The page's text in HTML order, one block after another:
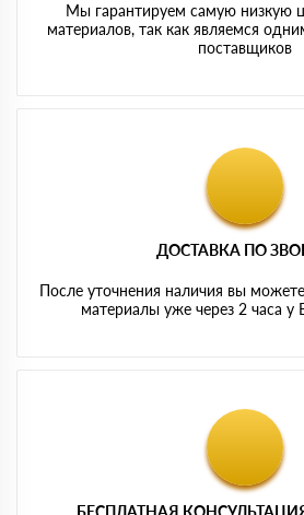
Мы гарантируем самую низкую
материалов, так как являемся
поставщиков
ДОСТАВКА ПО
После уточнения наличия вы
материалы уже через 2 часа у
БЕСПЛАТНАЯ